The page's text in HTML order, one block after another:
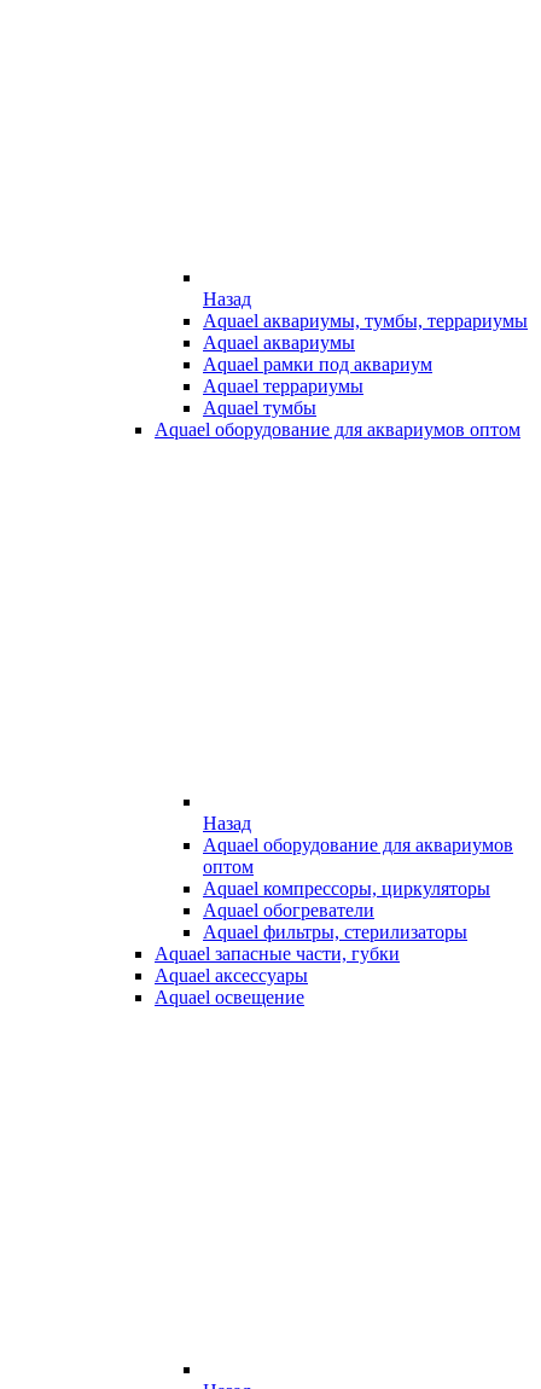
Назад
Aquael аквариумы, тумбы, террариумы
Aquael аквариумы
Aquael рамки под аквариум
Aquael террариумы
Aquael тумбы
Aquael оборудование для аквариумов оптом
Назад
Aquael оборудование для аквариумов
оптом
Aquael компрессоры, циркуляторы
Aquael обогреватели
Aquael фильтры, стерилизаторы
Aquael запасные части, губки
Aquael аксессуары
Aquael освещение